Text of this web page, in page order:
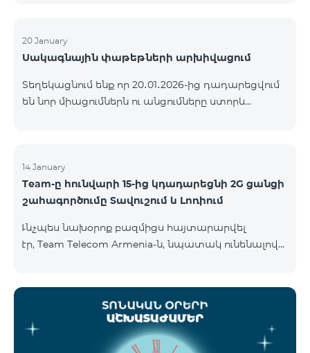
մուլտիպլեքս հեռուստաալիքները հասանելի
կլինեն միայն այն մարզերում, որտեղ դրանց
մարմինների պահանջների։ Այս փոփոխությունը
իրականացվում է հեռուստատեսային հարթակի
ցանկը ըստ մարզեր
20 January
Սակագնային փաթեթների արխիվացում
Տեղեկացնում ենք որ 20․01․2026-ից դադարեցվում
են նոր միացումներն ու անցումները ստորև
14 January
Team-ը հունվարի 15-ից կդադարեցնի 2G ցանցի
շահագործումը Տավուշում և Լոռիում
Ւնչպես նախօրոք բազմիցս հայտարարվել
էր, Team Telecom Armenia-ն, նպատակ ունենալով
կունենա փուլային տարբերակով: Առաջին փուլով
ցանցը կանջատվի Տավուշի և Լոռու մարզերում՝
2026թ.-ի հունվարի 15-ից: Ծառայությունների